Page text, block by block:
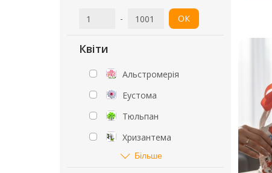
- ОК
Квіти
Альстромерія
Еустома
Тюльпан
Хризантема
Більше